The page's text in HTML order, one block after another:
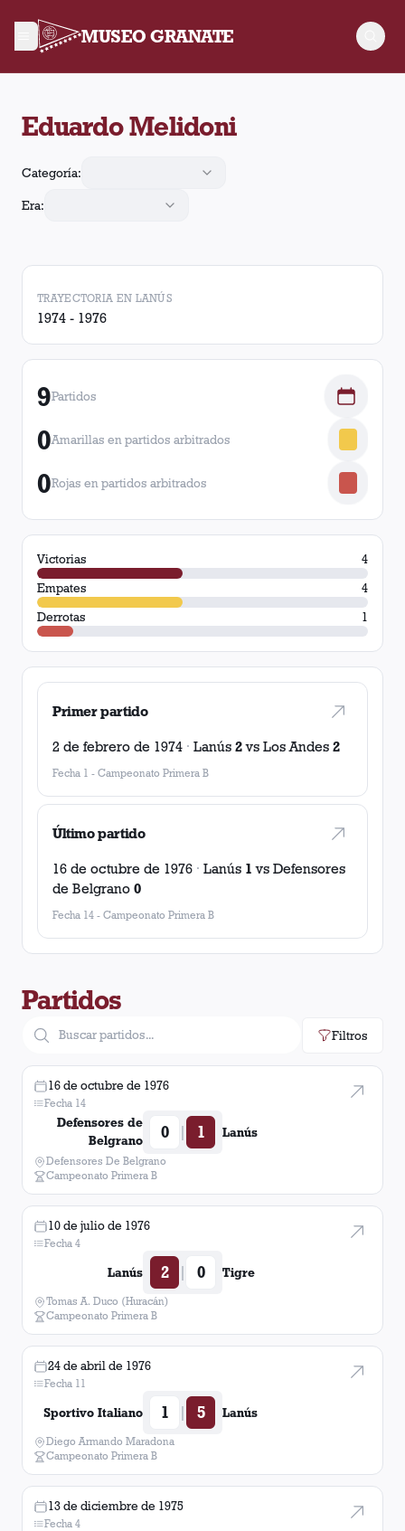
MUSEO GRANATE
Eduardo Melidoni
Categoría:
Era:
TRAYECTORIA EN LANÚS
1974 - 1976
9Partidos
0Amarillas en partidos arbitrados
0Rojas en partidos arbitrados
Victorias
4
Empates
4
Derrotas
1
Primer partido
2 de febrero de 1974 · Lanús 2vs Los Andes 2
Fecha 1 - Campeonato Primera B
Último partido
16 de octubre de 1976 · Lanús 1 vs Defensores
de Belgrano 0
Fecha 14 - Campeonato Primera B
Partidos
Filtros
16 de octubre de 1976
Fecha 14
Defensores de
Belgrano
0 | 1 Lanús
Defensores De Belgrano
Campeonato Primera B
10 de julio de 1976
Fecha 4
Lanús 2 | 0 Tigre
Tomas A. Duco (Huracán)
Campeonato Primera B
24 de abril de 1976
Fecha 11
Sportivo Italiano 1 | 5 Lanús
Diego Armando Maradona
Campeonato Primera B
13 de diciembre de 1975
Fecha 4